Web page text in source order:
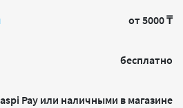
от 5000 ₸
бесплатно
Pay или наличными в магазине